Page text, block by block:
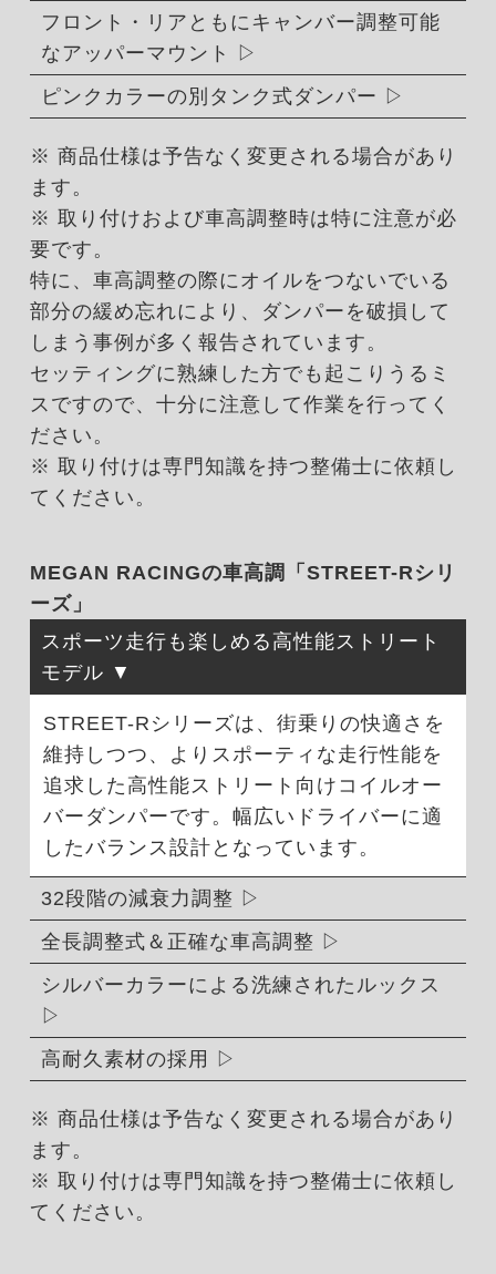
フロント・リアともにキャンバー調整可能
なアッパーマウント
ピンクカラーの別タンク式ダンパー
※ 商品仕様は予告なく変更される場合があり
ます。
※ 取り付けおよび車高調整時は特に注意が必
要です。
特に、車高調整の際にオイルをつないでいる
部分の緩め忘れにより、ダンパーを破損して
しまう事例が多く報告されています。
セッティングに熟練した方でも起こりうるミ
スですので、十分に注意して作業を行ってく
ださい。
※ 取り付けは専門知識を持つ整備士に依頼し
てください。
MEGAN RACINGの車高調「STREET-Rシリ
ーズ」
スポーツ走行も楽しめる高性能ストリート
モデル
STREET-Rシリーズは、街乗りの快適さを
維持しつつ、よりスポーティな走行性能を
追求した高性能ストリート向けコイルオー
バーダンパーです。幅広いドライバーに適
したバランス設計となっています。
32段階の減衰力調整
全長調整式＆正確な車高調整
シルバーカラーによる洗練されたルックス
高耐久素材の採用
※ 商品仕様は予告なく変更される場合があり
ます。
※ 取り付けは専門知識を持つ整備士に依頼し
てください。